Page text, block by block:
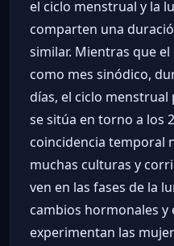
el ciclo menstrual y la
comparten una
similar. Mientras que
como mes sinódico,
días, el ciclo
se sitúa en torno a los
coincidencia temporal
muchas culturas y
ven en las fases de la
cambios hormonales y
experimentan las